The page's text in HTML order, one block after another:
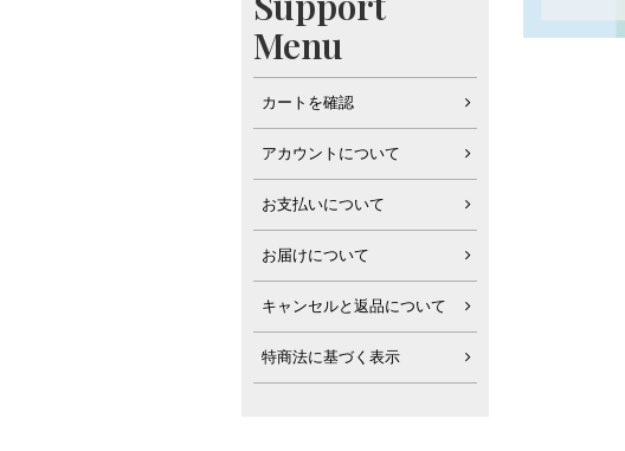
Menu
カートを確認
アカウントについて
お支払いについて
お届けについて
キャンセルと返品について
特商法に基づく表示